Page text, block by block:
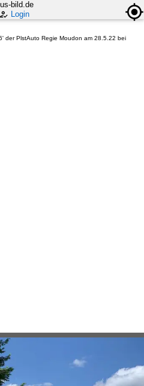
bild.de
Login
der PlstAuto Regie Moudon am 28.5.22 bei